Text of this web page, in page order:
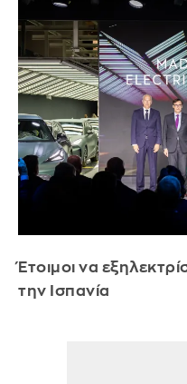
Έτοιμοι να
την Ισπανία